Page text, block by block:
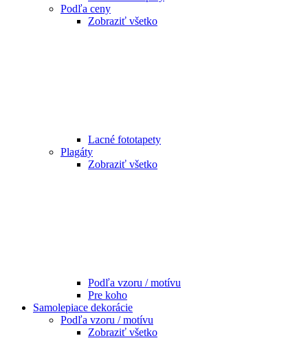
Podľa ceny
Zobraziť všetko
Lacné fototapety
Plagáty
Zobraziť všetko
Podľa vzoru / motívu
Pre koho
Samolepiace dekorácie
Podľa vzoru / motívu
Zobraziť všetko